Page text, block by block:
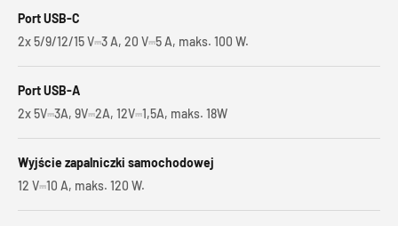
Port USB-C
2x 5/9/12/15 V⎓3 A, 20 V⎓5 A, maks. 100 W.
Port USB-A
2x 5V⎓3A, 9V⎓2A, 12V⎓1,5A, maks. 18W
Wyjście zapalniczki samochodowej
12 V⎓10 A, maks. 120 W.